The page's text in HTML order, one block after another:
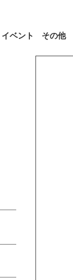
イベント その他